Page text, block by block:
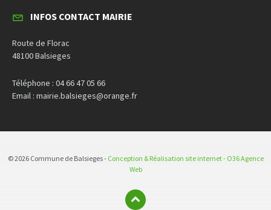
INFOS CONTACT MAIRIE
Route de Florac
48100 Balsieges
Téléphone : 04 66 47 05 66
Email : mairie.balsieges@orange.fr
© 2026 Commune de Balsieges - Conception & Réalisation site internet - O36 Agence
Web